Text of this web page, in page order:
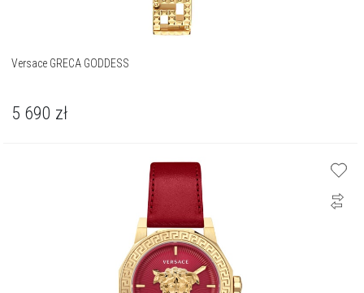
Versace GRECA GODDESS
5 690 zł